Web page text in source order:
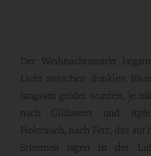
Der Weihnachtsmarkt
Licht zwischen dunklen
langsam größer wurden, je
nach Glühwein und
Holzrauch, nach Fett, das auf
Stimmen lagen in der